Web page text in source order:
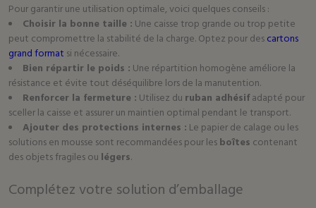
Pour garantir une utilisation optimale, voici quelques conseils :
Choisir la bonne taille : Une caisse trop grande ou trop petite
peut compromettre la stabilité de la charge. Optez pour descartons
grand format si nécessaire.
Bien répartir le poids : Une répartition homogène améliore la
résistance et évite tout déséquilibre lors de la manutention.
Renforcer la fermeture : Utilisez du ruban adhésifadapté pour
sceller la caisse et assurer un maintien optimal pendant le transport.
Ajouter des protections internes : Le papier de calage ou les
solutions en mousse sont recommandées pour lesboîtes contenant
des objets fragiles ou légers.
Complétez votre solution d’emballage